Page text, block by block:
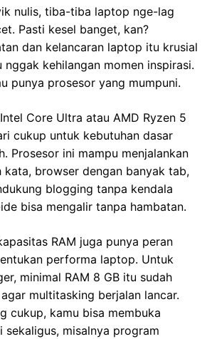
nulis, tiba-tiba laptop nge-lag
Pasti kesel banget, kan?
dan kelancaran laptop itu krusial
nggak kehilangan momen inspirasi.
punya prosesor yang mumpuni.
Core Ultra atau AMD Ryzen 5
cukup untuk kebutuhan dasar
Prosesor ini mampu menjalankan
kata, browser dengan banyak tab,
blogging tanpa kendala
bisa mengalir tanpa hambatan.
RAM juga punya peran
performa laptop. Untuk
minimal RAM 8 GB itu sudah
multitasking berjalan lancar.
cukup, kamu bisa membuka
sekaligus, misalnya program